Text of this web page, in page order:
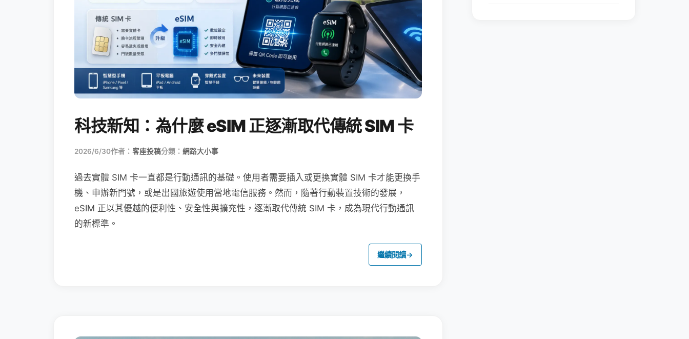
科技新知：為什麼 eSIM 正逐漸取代傳統 SIM 卡
2026/6/30作者： 客座投稿分類： 網路大小事
過去實體 SIM 卡一直都是行動通訊的基礎。使用者需要插入或更換實體 SIM 卡才能更換手
機、申辦新門號，或是出國旅遊使用當地電信服務。然而，隨著行動裝置技術的發展，
eSIM 正以其優越的便利性、安全性與擴充性，逐漸取代傳統 SIM 卡，成為現代行動通訊
的新標準。
繼續閱讀→